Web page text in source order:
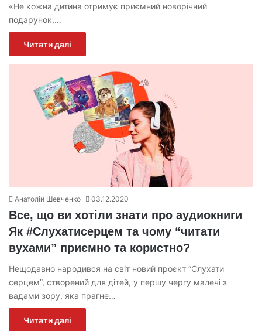
«Не кожна дитина отримує приємний новорічний
подарунок,…
Читати далі
Анатолій Шевченко 03.12.2020
Все, що ви хотіли знати про аудиокниги
Як #Слухатисерцем та чому “читати
вухами” приємно та користно?
Нещодавно народився на світ новий проєкт “Слухати
серцем”, створений для дітей, у першу чергу малечі з
вадами зору, яка прагне…
Читати далі